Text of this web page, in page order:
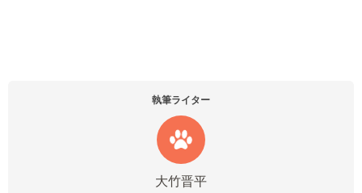
執筆ライター
大竹晋平